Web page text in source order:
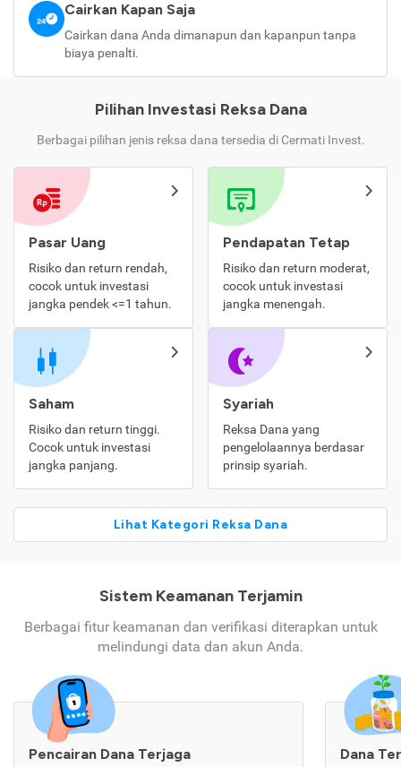
Cairkan Kapan Saja
Cairkan dana Anda dimanapun dan kapanpun tanpa
biaya penalti.
Pilihan Investasi Reksa Dana
Berbagai pilihan jenis reksa dana tersedia di Cermati Invest.
Pasar Uang
Risiko dan return rendah,
cocok untuk investasi
jangka pendek <=1 tahun.
Pendapatan Tetap
Risiko dan return moderat,
cocok untuk investasi
jangka menengah.
Saham
Risiko dan return tinggi.
Cocok untuk investasi
jangka panjang.
Syariah
Reksa Dana yang
pengelolaannya berdasar
prinsip syariah.
Lihat Kategori Reksa Dana
Sistem Keamanan Terjamin
Berbagai fitur keamanan dan verifikasi diterapkan untuk
melindungi data dan akun Anda.
Pencairan Dana Terjaga Dana